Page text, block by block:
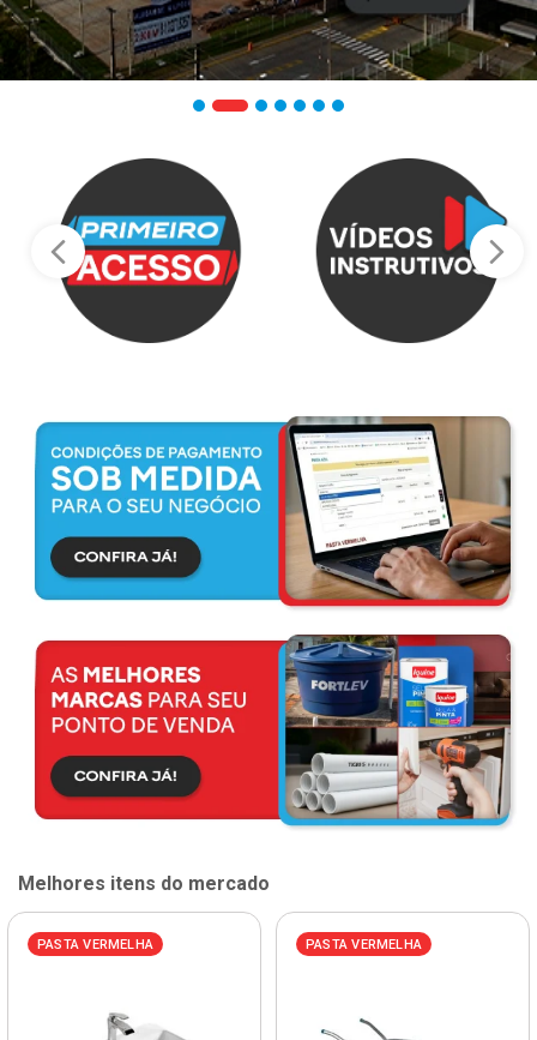
Melhores itens do mercado
PASTA VERMELHA PASTA VERMELHA